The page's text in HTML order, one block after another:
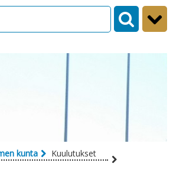
kunta Kuulutukset